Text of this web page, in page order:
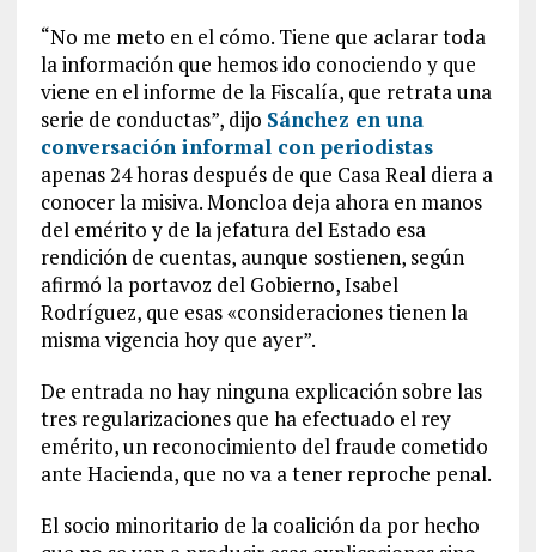
“No me meto en el cómo. Tiene que aclarar toda
la información que hemos ido conociendo y que
viene en el informe de la Fiscalía, que retrata una
serie de conductas”, dijo Sánchez en una
conversación informal con periodistas
apenas 24 horas después de que Casa Real diera a
conocer la misiva. Moncloa deja ahora en manos
del emérito y de la jefatura del Estado esa
rendición de cuentas, aunque sostienen, según
afirmó la portavoz del Gobierno, Isabel
Rodríguez, que esas «consideraciones tienen la
misma vigencia hoy que ayer”.
De entrada no hay ninguna explicación sobre las
tres regularizaciones que ha efectuado el rey
emérito, un reconocimiento del fraude cometido
ante Hacienda, que no va a tener reproche penal.
El socio minoritario de la coalición da por hecho